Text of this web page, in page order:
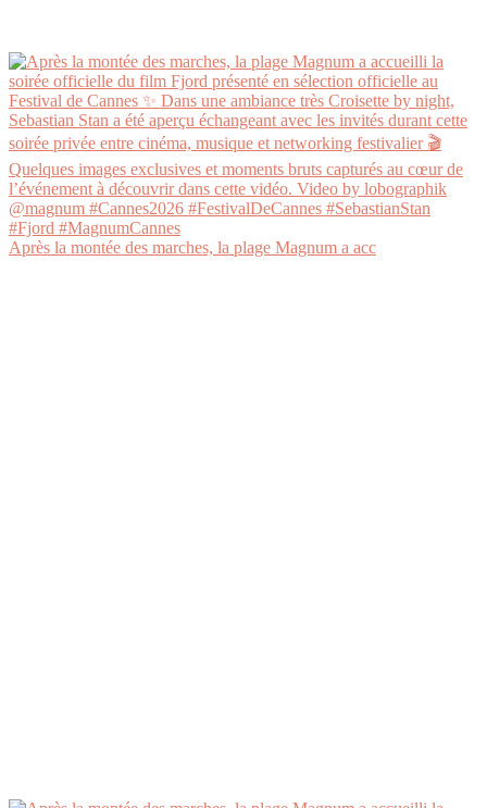
Après la montée des marches, la plage Magnum a acc